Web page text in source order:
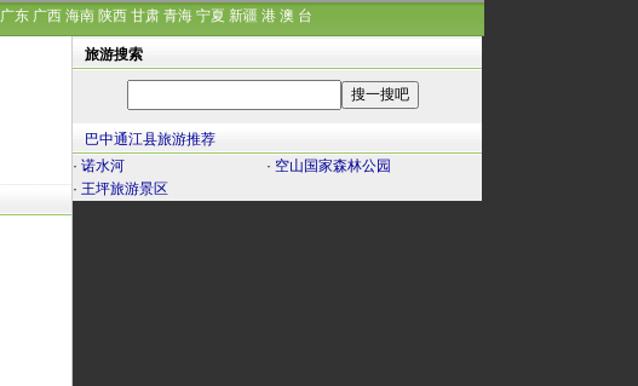
广东 广西 海南 陕西 甘肃 青海 宁夏 新疆 港 澳 台
旅游搜索
巴中通江县旅游推荐
· 诺水河 · 空山国家森林公园
· 王坪旅游景区